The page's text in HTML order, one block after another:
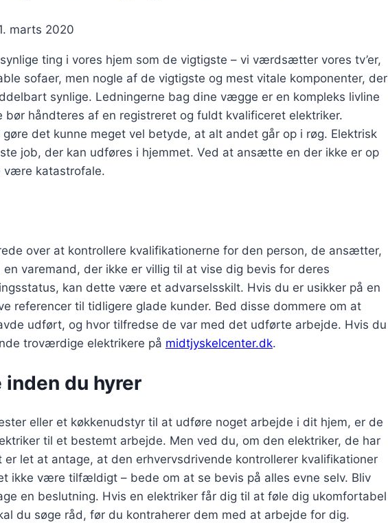
marts 2020
ting i vores hjem som de vigtigste – vi værdsætter vores tv’er,
sofaer, men nogle af de vigtigste og mest vitale komponenter, der
synlige. Ledningerne bag dine vægge er en kompleks livline
bør håndteres af en registreret og fuldt kvalificeret elektriker.
det kunne meget vel betyde, at alt andet går op i røg. Elektrisk
job, der kan udføres i hjemmet. Ved at ansætte en der ikke er op
være katastrofale.
over at kontrollere kvalifikationerne for den person, de ansætter,
varemand, der ikke er villig til at vise dig bevis for deres
kan dette være et advarselsskilt. Hvis du er usikker på en
referencer til tidligere glade kunder. Bed disse dommere om at
udført, og hvor tilfredse de var med det udførte arbejde. Hvis du
troværdige elektrikere på midtjyskelcenter.dk.
inden du hyrer
eller et køkkenudstyr til at udføre noget arbejde i dit hjem, er de
til et bestemt arbejde. Men ved du, om den elektriker, de har
er let at antage, at den erhvervsdrivende kontrollerer kvalifikationer
ikke være tilfældigt – bede om at se bevis på alles evne selv. Bliv
en beslutning. Hvis en elektriker får dig til at føle dig ukomfortabel
du søge råd, før du kontraherer dem med at arbejde for dig.